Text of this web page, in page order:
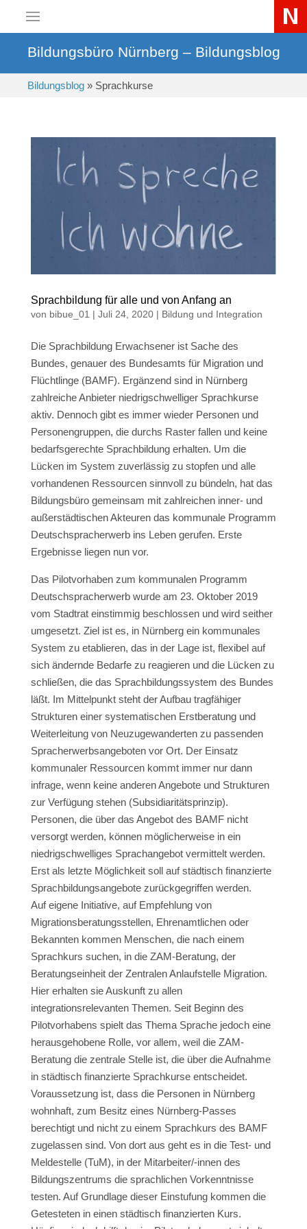
Bildungsbüro Nürnberg – Bildungsblog
Bildungsblog » Sprachkurse
Sprachbildung für alle und von Anfang an
von bibue_01 | Juli 24, 2020| Bildung und Integration
Die Sprachbildung Erwachsener ist Sache des
Bundes, genauer des Bundesamts für Migration und
Flüchtlinge (BAMF). Ergänzend sind in Nürnberg
zahlreiche Anbieter niedrigschwelliger Sprachkurse
aktiv. Dennoch gibt es immer wieder Personen und
Personengruppen, die durchs Raster fallen und keine
bedarfsgerechte Sprachbildung erhalten. Um die
Lücken im System zuverlässig zu stopfen und alle
vorhandenen Ressourcen sinnvoll zu bündeln, hat das
Bildungsbüro gemeinsam mit zahlreichen inner- und
außerstädtischen Akteuren das kommunale Programm
Deutschspracherwerb ins Leben gerufen. Erste
Ergebnisse liegen nun vor.
Das Pilotvorhaben zum kommunalen Programm
Deutschspracherwerb wurde am 23. Oktober 2019
vom Stadtrat einstimmig beschlossen und wird seither
umgesetzt. Ziel ist es, in Nürnberg ein kommunales
System zu etablieren, das in der Lage ist, flexibel auf
sich ändernde Bedarfe zu reagieren und die Lücken zu
schließen, die das Sprachbildungssystem des Bundes
läßt. Im Mittelpunkt steht der Aufbau tragfähiger
Strukturen einer systematischen Erstberatung und
Weiterleitung von Neuzugewanderten zu passenden
Spracherwerbsangeboten vor Ort. Der Einsatz
kommunaler Ressourcen kommt immer nur dann
infrage, wenn keine anderen Angebote und Strukturen
zur Verfügung stehen (Subsidiaritätsprinzip).
Personen, die über das Angebot des BAMF nicht
versorgt werden, können möglicherweise in ein
niedrigschwelliges Sprachangebot vermittelt werden.
Erst als letzte Möglichkeit soll auf städtisch finanzierte
Sprachbildungsangebote zurückgegriffen werden.
Auf eigene Initiative, auf Empfehlung von
Migrationsberatungsstellen, Ehrenamtlichen oder
Bekannten kommen Menschen, die nach einem
Sprachkurs suchen, in die ZAM-Beratung, der
Beratungseinheit der Zentralen Anlaufstelle Migration.
Hier erhalten sie Auskunft zu allen
integrationsrelevanten Themen. Seit Beginn des
Pilotvorhabens spielt das Thema Sprache jedoch eine
herausgehobene Rolle, vor allem, weil die ZAM-
Beratung die zentrale Stelle ist, die über die Aufnahme
in städtisch finanzierte Sprachkurse entscheidet.
Voraussetzung ist, dass die Personen in Nürnberg
wohnhaft, zum Besitz eines Nürnberg-Passes
berechtigt und nicht zu einem Sprachkurs des BAMF
zugelassen sind. Von dort aus geht es in die Test- und
Meldestelle (TuM), in der Mitarbeiter/-innen des
Bildungszentrums die sprachlichen Vorkenntnisse
testen. Auf Grundlage dieser Einstufung kommen die
Getesteten in einen städtisch finanzierten Kurs.